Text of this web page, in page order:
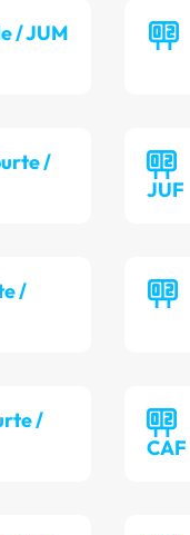
/ JUM
/
JUF
/
/
CAF